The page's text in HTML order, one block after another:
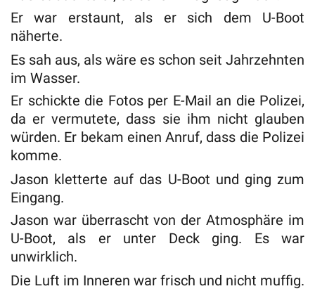
Er war erstaunt, als er sich dem U-Boot
näherte.
Es sah aus, als wäre es schon seit Jahrzehnten
im Wasser.
Er schickte die Fotos per E-Mail an die Polizei,
da er vermutete, dass sie ihm nicht glauben
würden. Er bekam einen Anruf, dass die Polizei
komme.
Jason kletterte auf das U-Boot und ging zum
Eingang.
Jason war überrascht von der Atmosphäre im
U-Boot, als er unter Deck ging. Es war
unwirklich.
Die Luft im Inneren war frisch und nicht muffig.